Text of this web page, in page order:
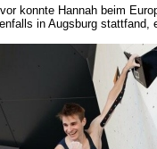
konnte Hannah beim
in Augsburg stattfand,